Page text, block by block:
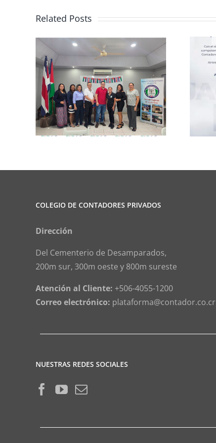
Related Posts
Club de Ajedrez
COLEGIO DE CONTADORES PRIVADOS
Dirección
Del Cementerio de Desamparados,
200m sur, 300m oeste y 800m sureste
Atención al Cliente: +506-4055-1200
Correo electrónico: plataforma@contador.co.cr
NUESTRAS REDES SOCIALES